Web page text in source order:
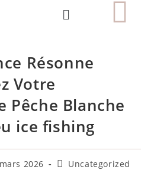
Résonne
Votre
Pêche Blanche
ice fishing
2026 Uncategorized